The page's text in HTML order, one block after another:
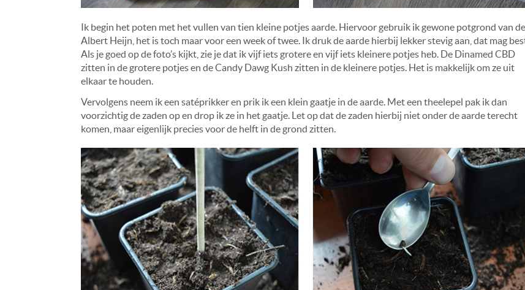
Ik begin het poten met het vullen van tien kleine potjes aarde. Hiervoor gebruik ik gewone potgrond van de
Albert Heijn, het is toch maar voor een week of twee. Ik druk de aarde hierbij lekker stevig aan, dat mag
Als je goed op de foto’s kijkt, zie je dat ik vijf iets grotere en vijf iets kleinere potjes heb. De Dinamed CBD
zitten in de grotere potjes en de Candy Dawg Kush zitten in de kleinere potjes. Het is makkelijk om ze uit
elkaar te houden.
Vervolgens neem ik een satéprikker en prik ik een klein gaatje in de aarde. Met een theelepel pak ik dan
voorzichtig de zaden op en drop ik ze in het gaatje. Let op dat de zaden hierbij niet onder de aarde terecht
komen, maar eigenlijk precies voor de helft in de grond zitten.